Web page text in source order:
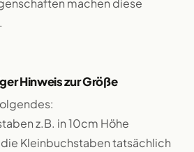
machen diese
Hinweis zur Größe
z.B. in 10cm Höhe
Kleinbuchstaben tatsächlich